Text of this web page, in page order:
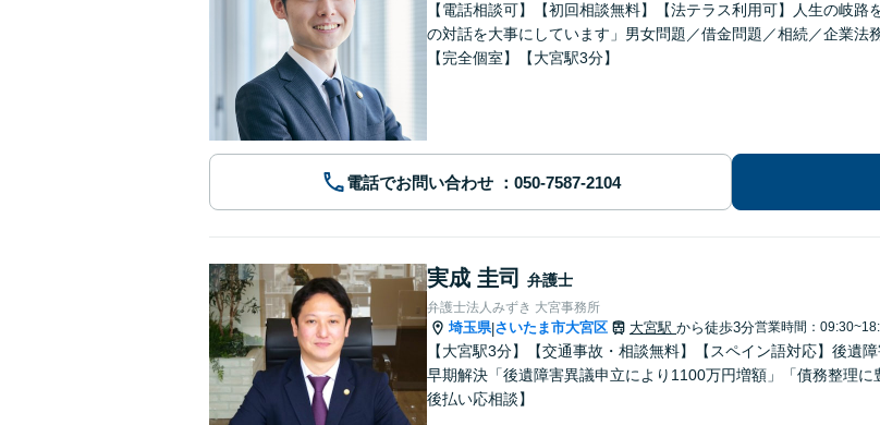
【電話相談可】【初回相談無料】【法テラス利用可】人生の岐
の対話を大事にしています」男女問題／借金問題／相続／企業
【完全個室】【大宮駅3分】
電話でお問い合わせ
実成 圭司 弁護士
弁護士法人みずき 大宮事務所
埼玉県|さいたま市大宮区 大宮駅 から徒歩3分営業時間：
【大宮駅3分】【交通事故・相談無料】【スペイン語対応】後遺
早期解決「後遺障害異議申立により1100万円増額」「債務整理
後払い応相談】